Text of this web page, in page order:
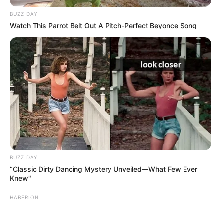
BUZZ DAY
Watch This Parrot Belt Out A Pitch-Perfect Beyonce Song
BUZZ DAY
“Classic Dirty Dancing Mystery Unveiled—What Few Ever
Knew"
HABERION